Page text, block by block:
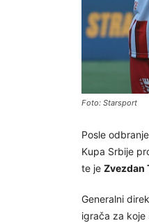
Foto: Starsport
Posle
Kupa Srbije
te je Zvezdan
Generalni
igrača za